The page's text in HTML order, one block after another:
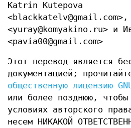
Katrin Kutepova
<yuray@komyakino.ru> и
<pavia00@gmail.com>
Этот перевод является
документацией;
общественную лицензию
или более позднюю,
условиях авторского
несем НИКАКОЙ